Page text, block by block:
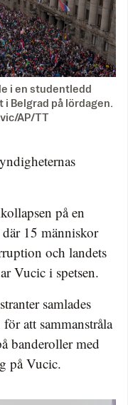
i en studentledd
Belgrad på lördagen.
AP/TT
på en
15 människor
och landets
Vucic i spetsen.
samlades
att sammanstråla
banderoller med
på Vucic.